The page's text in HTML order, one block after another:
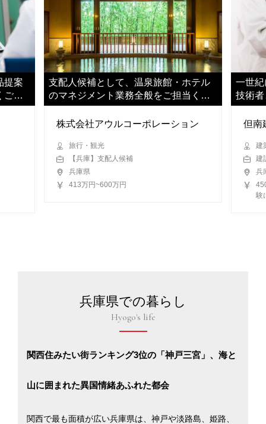
提案
ご担
支配人候補として、温泉旅館・ホテル
のマネジメント業務全般をご担当くだ
さい
株式会社アウルコーポレーション
旅行・観光
【兵庫】支配人候補
兵庫県
413万円~600万円
一世
技術
お任
但南
建
建
兵
験
兵庫県での暮らし
Hyogo's life
関西住みたい街ランキング3位の「神戸三宮」、海と
山に囲まれた異国情緒あふれた都会
関西で最も面積が広い兵庫県は、神戸や淡路島、姫路、